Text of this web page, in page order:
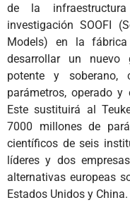
de la
investigación SOOFI
Models) en la
desarrollar un nuevo
potente y
parámetros, operado y
Este sustituirá al
7000 millones de
científicos de seis
líderes y dos
alternativas europeas
Estados Unidos y China.